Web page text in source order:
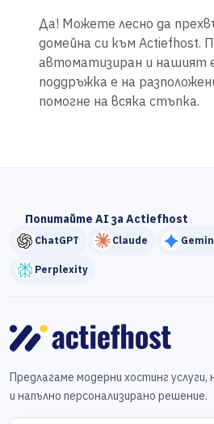
Да! Можете лесно да
домейна си към Actiefhost.
автоматизиран и нашият
поддръжка е на
помогне на всяка стъпка.
Попитайте AI за Actiefhost
ChatGPT Claude
Perplexity
Предлагаме модерни хостинг
и напълно персонализирано решение.